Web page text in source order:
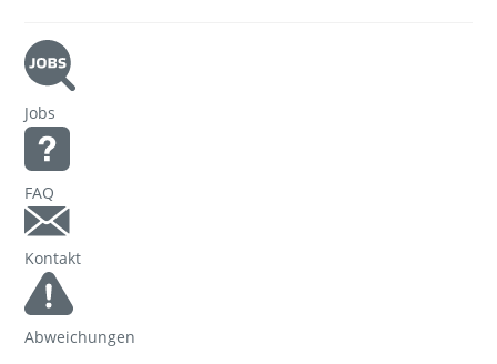
Jobs
FAQ
Kontakt
Abweichungen